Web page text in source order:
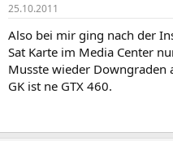
25.10.2011
Also bei mir ging nach der
Sat Karte im Media Center
Musste wieder Downgraden
GK ist ne GTX 460.